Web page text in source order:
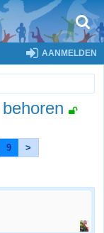
AANMELDEN
9 >